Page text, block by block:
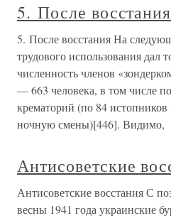
5. После восстания
5. После восстания На
трудового использования дал
численность членов
— 663 человека, в том числе
крематорий (по 84
ночную смены)[446]. Видимо,
Антисоветские
Антисоветские восстания С
весны 1941 года украинские